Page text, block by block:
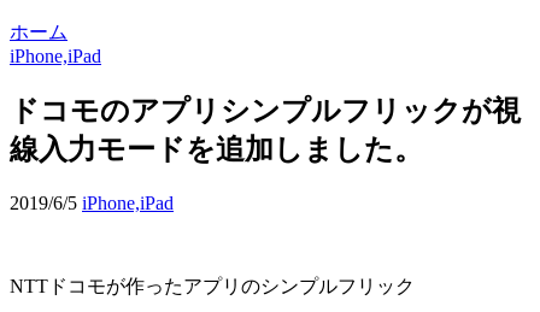
ホーム
iPhone,iPad
ドコモのアプリシンプルフリックが視
線入力モードを追加しました。
2019/6/5 iPhone,iPad
NTTドコモが作ったアプリのシンプルフリック